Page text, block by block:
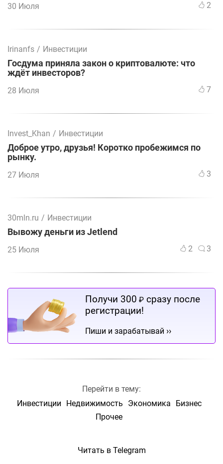
30 Июля 2
Irinanfs / Инвестиции
Госдума приняла закон о криптовалюте: что
ждёт инвесторов?
28 Июля 7
Invest_Khan / Инвестиции
Доброе утро, друзья! Коротко пробежимся по
рынку.
27 Июля 3
30mln.ru / Инвестиции
Вывожу деньги из Jetlend
25 Июля 2 3
Получи 300 ₽ сразу после
регистрации!
Пиши и зарабатывай ››
Перейти в тему:
Инвестиции
Недвижимость Экономика
Бизнес
Прочее
Читать в Telegram